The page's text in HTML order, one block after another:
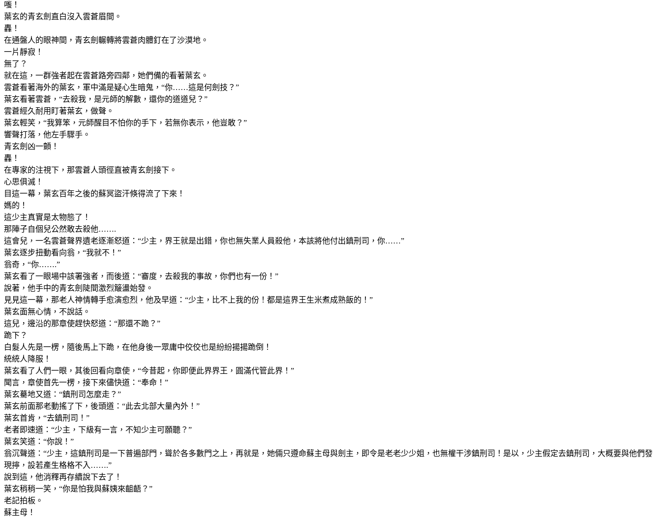
嗤！
葉玄的青玄劍直白沒入雲蒼眉間。
轟！
在通盤人的眼神間，青玄劍輾轉將雲蒼肉體釘在了沙漠地。
一片靜寂！
無了？
就在這，一群強者起在雲蒼路旁四鄰，她們備的看著葉玄。
雲蒼看著海外的葉玄，軍中滿是疑心生暗鬼，“你……這是何劍技？”
葉玄看著雲蒼，“去殺我，是元師的解數，還你的道道兒？”
雲蒼經久耐用盯著葉玄，做聲。
葉玄輕笑，“我算笨，元師醒目不怕你的手下，若無你表示，他豈敢？”
響聲打落，他左手驟手。
青玄劍凶一顫！
轟！
在專家的注視下，那雲蒼人頭徑直被青玄劍接下。
心思俱滅！
目這一幕，葉玄百年之後的蘇冥盜汗倏得流了下來！
媽的！
這少主真實是太物態了！
那陣子自個兒公然敢去殺他…….
這會兒，一名雲蒼聲界遺老逐漸怒道：“少主，界王就是出錯，你也無失業人員殺他，本該將他付出鎮刑司，你……”
葉玄逐步扭動看向翁，“我就不！”
翁奇，“你…….”
葉玄看了一眼場中該署強者，而後道：“審度，去殺我的事故，你們也有一份！”
說著，他手中的青玄劍陡間激烈簸盪始發。
見見這一幕，那老人神情轉手愈演愈烈，他及早道：“少主，比不上我的份！都是這界王生米煮成熟飯的！”
葉玄面無心情，不說話。
這兒，邊沿的那章使趕快怒道：“那還不跪？”
跪下？
白髮人先是一楞，隨後馬上下跪，在他身後一眾庸中佼佼也是紛紛揚揚跪倒！
統統人降服！
葉玄看了人們一眼，其後回看向章使，“今昔起，你即便此界界王，圓滿代管此界！”
聞言，章使首先一楞，接下來儘快道：“奉命！”
葉玄驀地又道：“鎮刑司怎麼走？”
葉玄前面那老動搖了下，後頭道：“此去北部大量內外！”
葉玄首肯，“去鎮刑司！”
老者即速道：“少主，下級有一言，不知少主可願聽？”
葉玄笑道：“你說！”
翁沉聲道：“少主，這鎮刑司是一下普遍部門，聳於各多數門之上，再就是，她倆只遵命蘇主母與劍主，即令是老老少少姐，也無權干涉鎮刑司！是以，少主假定去鎮刑司，大概要與他們發
現擰，設若產生格格不入…….”
說到這，他消釋再存續說下去了！
葉玄稍稍一笑，“你是怕我與蘇姨來齟齬？”
老記拍板。
蘇主母！